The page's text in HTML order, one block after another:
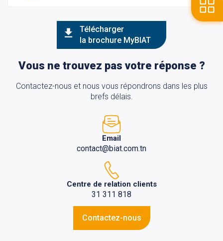
Télécharger
la brochure MyBIAT
Vous ne trouvez pas votre réponse ?
Contactez-nous et nous vous répondrons dans les plus
brefs délais.
Email
contact@biat.com.tn
Centre de relation clients
31 311 818
Contactez-nous